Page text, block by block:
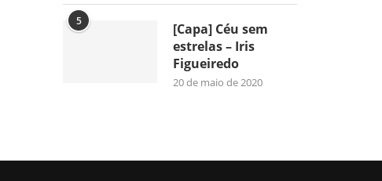
5
[Capa] Céu sem
estrelas – Iris
Figueiredo
20 de maio de 2020